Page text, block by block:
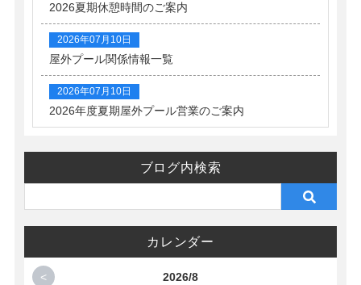
2026夏期休憩時間のご案内
2026年07月10日
屋外プール関係情報一覧
2026年07月10日
2026年度夏期屋外プール営業のご案内
ブログ内検索
カレンダー
<
2026/8